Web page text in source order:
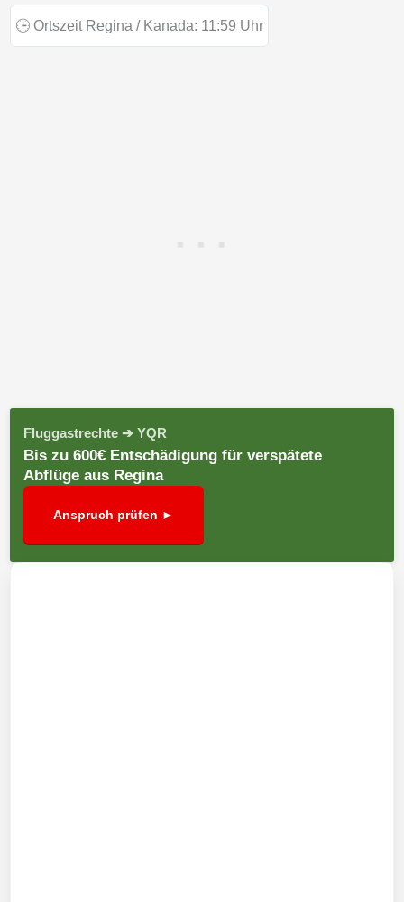
🕒 Ortszeit Regina / Kanada: 11:59 Uhr
Fluggastrechte ➔ YQR
Bis zu 600€ Entschädigung für verspätete
Abflüge aus Regina
Anspruch prüfen ►